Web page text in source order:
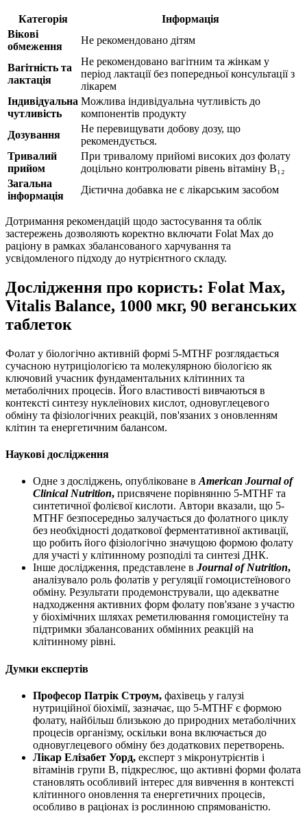
Категорія
Інформація
Вікові
обмеження
Не рекомендовано дітям
Вагітність та
лактація
Не рекомендовано вагітним та жінкам у
період лактації без попередньої консультації з
лікарем
Індивідуальна
чутливість
Можлива індивідуальна чутливість до
компонентів продукту
Дозування
Не перевищувати добову дозу, що
рекомендується.
Тривалий
прийом
При тривалому прийомі високих доз фолату
доцільно контролювати рівень вітаміну B₁₂
Загальна
інформація
Дієтична добавка не є лікарським засобом
Дотримання рекомендацій щодо застосування та облік
застережень дозволяють коректно включати Folat Max до
раціону в рамках збалансованого харчування та
усвідомленого підходу до нутрієнтного складу.
Дослідження про користь: Folat Max,
Vitalis Balance, 1000 мкг, 90 веганських
таблеток
Фолат у біологічно активній формі 5-MTHF розглядається
сучасною нутриціологією та молекулярною біологією як
ключовий учасник фундаментальних клітинних та
метаболічних процесів. Його властивості вивчаються в
контексті синтезу нуклеїнових кислот, одновуглецевого
обміну та фізіологічних реакцій, пов'язаних з оновленням
клітин та енергетичним балансом.
Наукові дослідження
Одне з досліджень, опубліковане в American Journal of
Clinical Nutrition, присвячене порівнянню 5-MTHF та
синтетичної фолієвої кислоти. Автори вказали, що 5-
MTHF безпосередньо залучається до фолатного циклу
без необхідності додаткової ферментативної активації,
що робить його фізіологічно значущою формою фолату
для участі у клітинному розподілі та синтезі ДНК.
Інше дослідження, представлене в Journal of Nutrition,
аналізувало роль фолатів у регуляції гомоцистеїнового
обміну. Результати продемонстрували, що адекватне
надходження активних форм фолату пов'язане з участю
у біохімічних шляхах реметилювання гомоцистеїну та
підтримки збалансованих обмінних реакцій на
клітинному рівні.
Думки експертів
Професор Патрік Строум, фахівець у галузі
нутриційної біохімії, зазначає, що 5-MTHF є формою
фолату, найбільш близькою до природних метаболічних
процесів організму, оскільки вона включається до
одновуглецевого обміну без додаткових перетворень.
Лікар Елізабет Уорд, експерт з мікронутрієнтів і
вітамінів групи B, підкреслює, що активні форми фолата
становлять особливий інтерес для вивчення в контексті
клітинного оновлення та енергетичних процесів,
особливо в раціонах із рослинною спрямованістю.